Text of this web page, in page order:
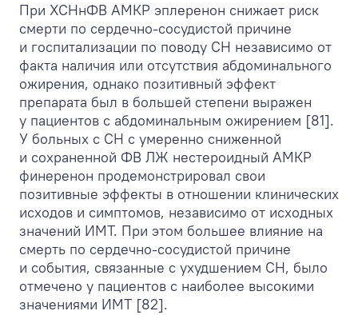
При ХСНнФВ АМКР эплеренон снижает риск
смерти по сердечно-сосудистой причине
и госпитализации по поводу СН независимо от
факта наличия или отсутствия абдоминального
ожирения, однако позитивный эффект
препарата был в большей степени выражен
у пациентов с абдоминальным ожирением [81].
У больных с СН с умеренно сниженной
и сохраненной ФВ ЛЖ нестероидный АМКР
финеренон продемонстрировал свои
позитивные эффекты в отношении клинических
исходов и симптомов, независимо от исходных
значений ИМТ. При этом большее влияние на
смерть по сердечно-сосудистой причине
и события, связанные с ухудшением СН, было
отмечено у пациентов с наиболее высокими
значениями ИМТ [82].